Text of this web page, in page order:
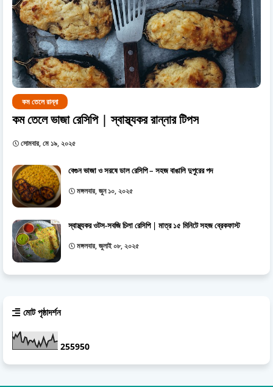
কম তেলে রান্না
কম তেলে ভাজা রেসিপি | স্বাস্থ্যকর রান্নার টিপস
সোমবার, মে ১৯, ২০২৫
বেগুন ভাজা ও সরষে ডাল রেসিপি – সহজ বাঙালি দুপুরের পদ
মঙ্গলবার, জুন ১০, ২০২৫
স্বাস্থ্যকর ওটস-সবজি চিলা রেসিপি | মাত্র ১৫ মিনিটে সহজ ব্রেকফাস্ট
মঙ্গলবার, জুলাই ০৮, ২০২৫
মোট পৃষ্ঠাদর্শন
255950